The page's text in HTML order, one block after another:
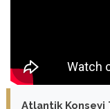
Atlantik Konseyi